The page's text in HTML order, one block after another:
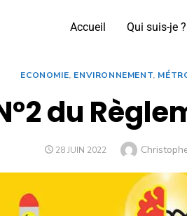
Accueil Qui suis-je ?
ECONOMIE, ENVIRONNEMENT,
du
28 JUIN 2022